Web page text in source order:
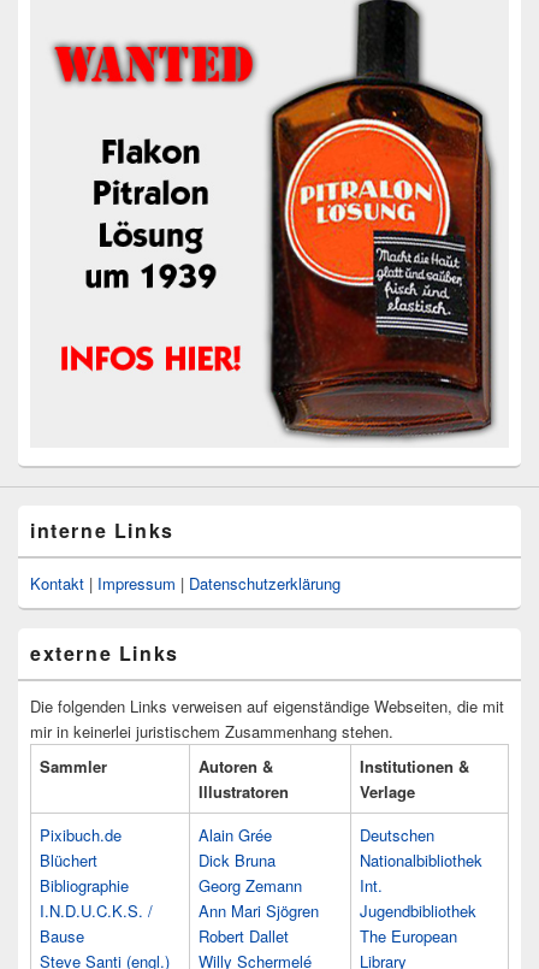
interne Links
Kontakt | Impressum | Datenschutzerklärung
externe Links
Die folgenden Links verweisen auf eigenständige Webseiten, die mit
mir in keinerlei juristischem Zusammenhang stehen.
Sammler
Autoren &
Illustratoren
Institutionen &
Verlage
Pixibuch.de
Blüchert
Bibliographie
I.N.D.U.C.K.S. /
Bause
Steve Santi (engl.)
Alain Grée
Dick Bruna
Georg Zemann
Ann Mari Sjögren
Robert Dallet
Willy Schermelé
Deutschen
Nationalbibliothek
Int.
Jugendbibliothek
The European
Library